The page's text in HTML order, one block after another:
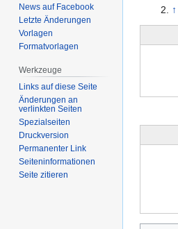
↑
News auf Facebook
Letzte Änderungen
Vorlagen
Formatvorlagen
Werkzeuge
Links auf diese Seite
Änderungen an
verlinkten Seiten
Spezialseiten
Druckversion
Permanenter Link
Seiten­informationen
Seite zitieren